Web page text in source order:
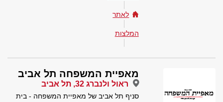
לאתר
המלצות
מאפיית המשפחה תל אביב
ראול ולנברג 32, תל אביב
סניף תל אביב של מאפיית המשפחה - בית